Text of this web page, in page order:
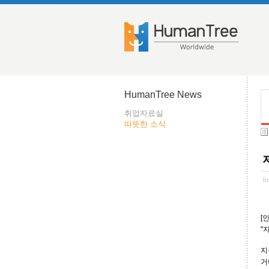
HumanTree News
취업자료실
따뜻한 소식
[
"